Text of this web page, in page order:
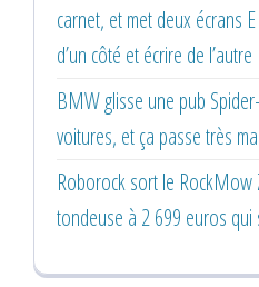
carnet, et met deux écrans
d’un côté et écrire de l’autre
BMW glisse une pub
voitures, et ça passe très mal
Roborock sort le RockMow
tondeuse à 2 699 euros qui